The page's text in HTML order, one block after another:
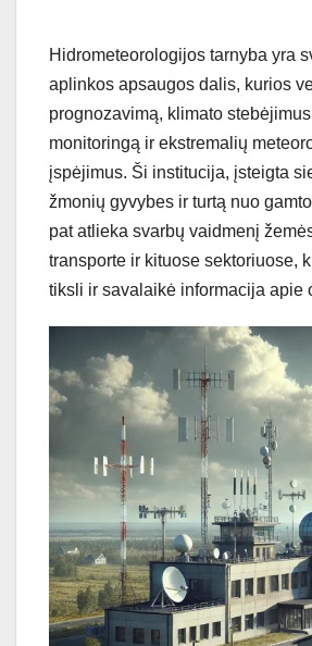
Hidrometeorologijos tarnyba yra
aplinkos apsaugos dalis, kurios
prognozavimą, klimato
monitoringą ir ekstremalių
įspėjimus. Ši institucija, įsteigta
žmonių gyvybes ir turtą nuo
pat atlieka svarbų vaidmenį
transporte ir kituose sektoriuose,
tiksli ir savalaikė informacija apie